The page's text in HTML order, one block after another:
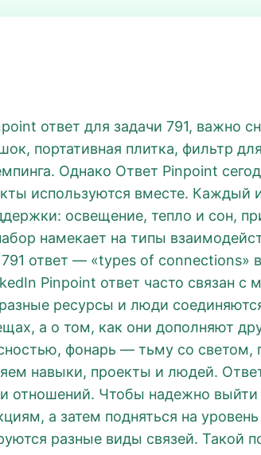
ответ для задачи 791, важно
портативная плитка, фильтр
Однако Ответ Pinpoint
используются вместе. Каждый
освещение, тепло и сон,
намекает на типы
ответ — «types of connections»
Pinpoint ответ часто связан
ресурсы и люди
а о том, как они дополняют
фонарь — тьму со светом,
навыки, проекты и людей.
отношений. Чтобы надежно выйти
а затем подняться на
разные виды связей. Такой